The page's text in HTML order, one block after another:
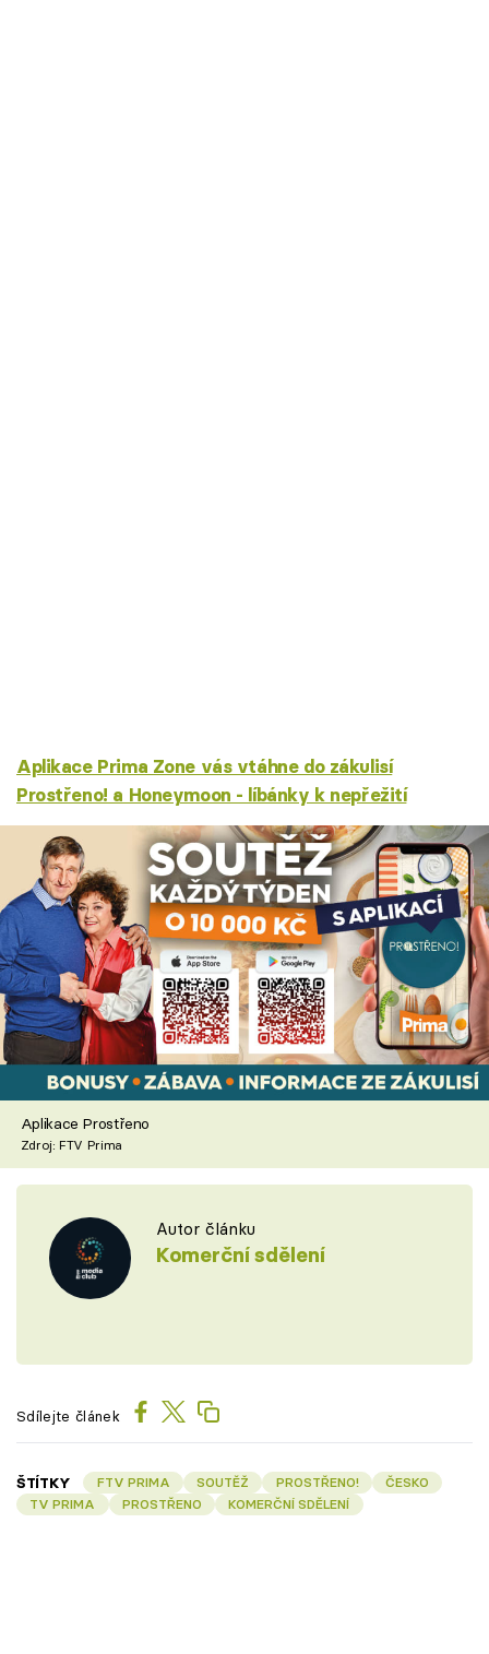
Aplikace Prima Zone vás vtáhne do zákulisí
Prostřeno! a Honeymoon - líbánky k nepřežití
Aplikace Prostřeno
Zdroj: FTV Prima
Autor článku
Komerční sdělení
Sdílejte článek
ŠTÍTKY FTV PRIMA SOUTĚŽ PROSTŘENO!
ČESKO
TV PRIMA
PROSTŘENO KOMERČNÍ SDĚLENÍ